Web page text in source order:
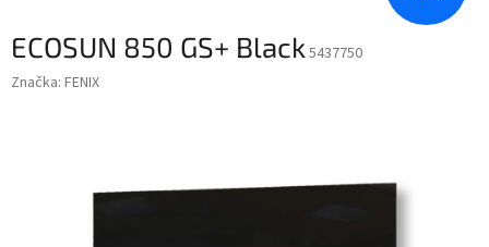
ECOSUN 850 GS+ Black 5437750
Značka: FENIX